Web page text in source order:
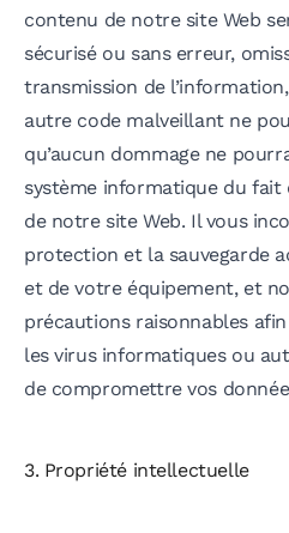
contenu de notre site Web
sécurisé ou sans erreur,
transmission de
autre code malveillant ne
qu’aucun dommage ne
système informatique du fait
de notre site Web. Il vous
protection et la sauvegarde
et de votre équipement, et
précautions raisonnables
les virus informatiques ou
de compromettre vos
3. Propriété intellectuelle